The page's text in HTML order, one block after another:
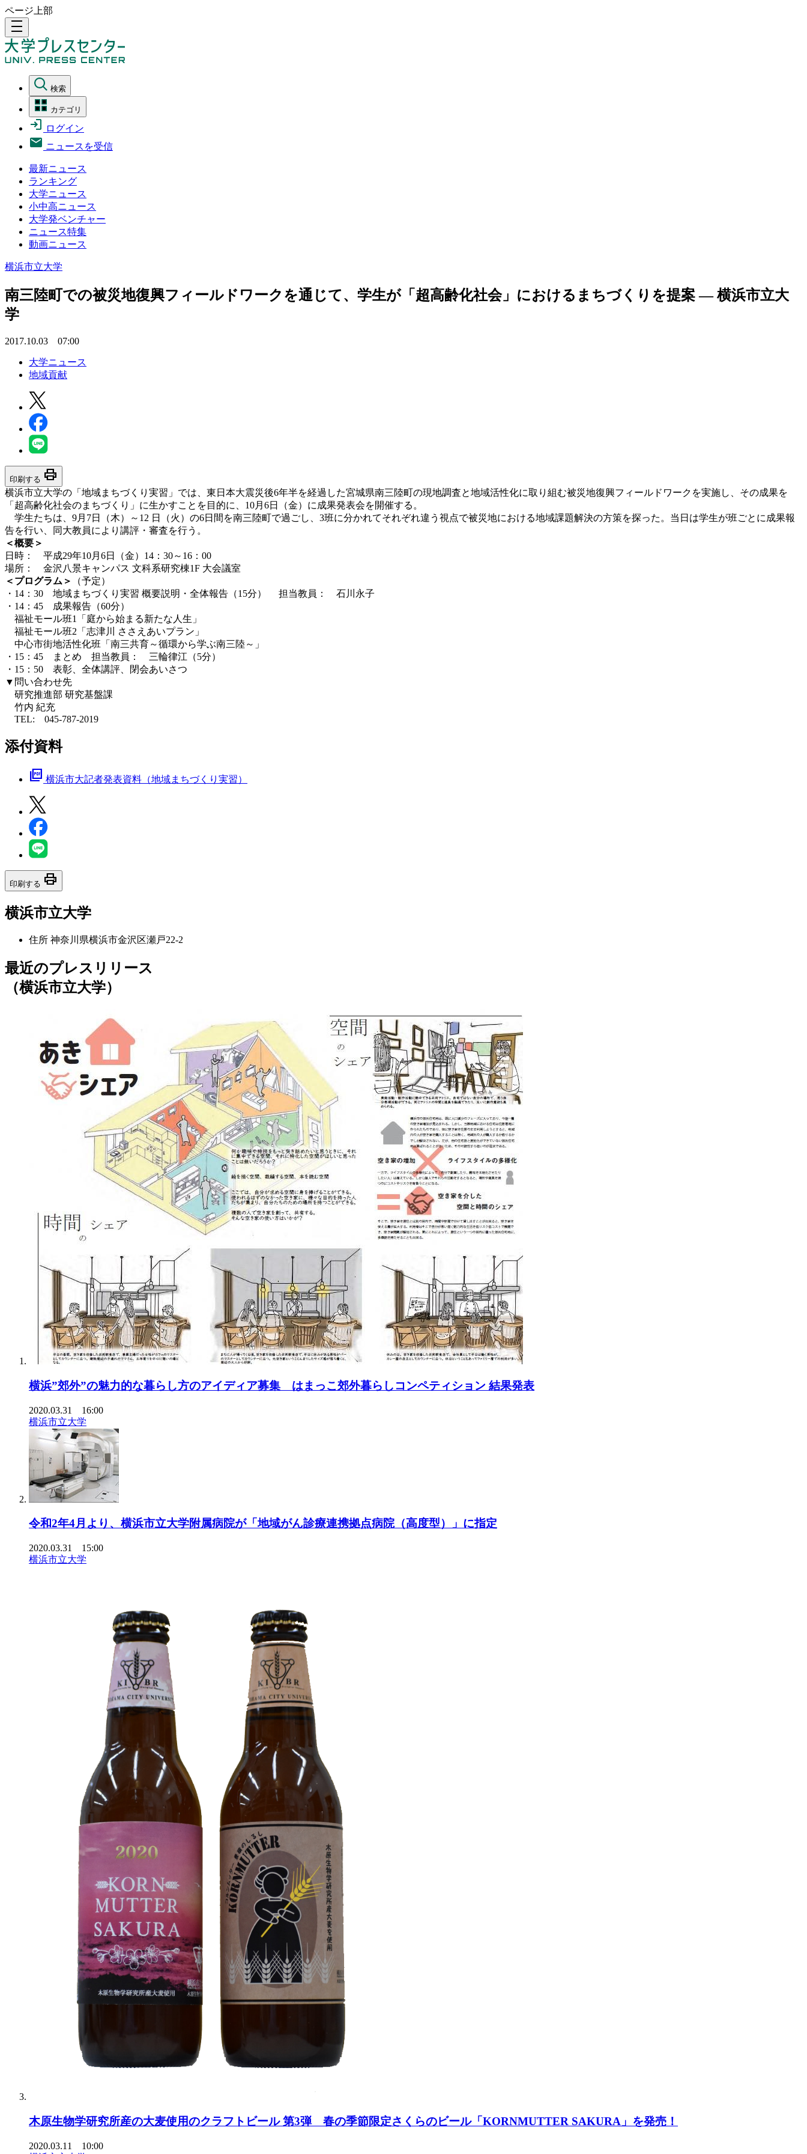
ページ上部
density_medium
検索
カテゴリ
ログイン
ニュースを受信
最新ニュース
ランキング
大学ニュース
小中高ニュース
大学発ベンチャー
ニュース特集
動画ニュース
横浜市立大学
南三陸町での被災地復興フィールドワークを通じて、学生が「超高齢化社会」におけるまちづくりを提案 — 横浜市立大
学
2017.10.03 07:00
大学ニュース
地域貢献
印刷する print
横浜市立大学の「地域まちづくり実習」では、東日本大震災後6年半を経過した宮城県南三陸町の現地調査と地域活性化に取り組む被災地復興フィールドワークを実施し、その成果を
「超高齢化社会のまちづくり」に生かすことを目的に、10月6日（金）に成果発表会を開催する。
学生たちは、9月7日（木）～12 日（火）の6日間を南三陸町で過ごし、3班に分かれてそれぞれ違う視点で被災地における地域課題解決の方策を探った。当日は学生が班ごとに成果報
告を行い、同大教員により講評・審査を行う。
＜概要＞
日時： 平成29年10月6日（金）14：30～16：00
場所： 金沢八景キャンパス 文科系研究棟1F 大会議室
＜プログラム＞
（予定）
・14：30 地域まちづくり実習 概要説明・全体報告（15分） 担当教員： 石川永子
・14：45 成果報告（60分）
福祉モール班1「庭から始まる新たな人生」
福祉モール班2「志津川 ささえあいプラン」
中心市街地活性化班「南三共育～循環から学ぶ南三陸～」
・15：45 まとめ 担当教員： 三輪律江（5分）
・15：50 表彰、全体講評、閉会あいさつ
▼問い合わせ先
研究推進部 研究基盤課
竹内 紀充
TEL: 045-787-2019
添付資料
picture_as_pdf 横浜市大記者発表資料（地域まちづくり実習）
印刷する print
横浜市立大学
住所 神奈川県横浜市金沢区瀬戸22-2
最近のプレスリリース
（横浜市立大学）
横浜”郊外”の魅力的な暮らし方のアイディア募集 はまっこ郊外暮らしコンペティション 結果発表
2020.03.31 16:00
横浜市立大学
令和2年4月より、横浜市立大学附属病院が「地域がん診療連携拠点病院（高度型）」に指定
2020.03.31 15:00
横浜市立大学
木原生物学研究所産の大麦使用のクラフトビール 第3弾 春の季節限定さくらのビール「KORNMUTTER SAKURA」を発売！
2020.03.11 10:00